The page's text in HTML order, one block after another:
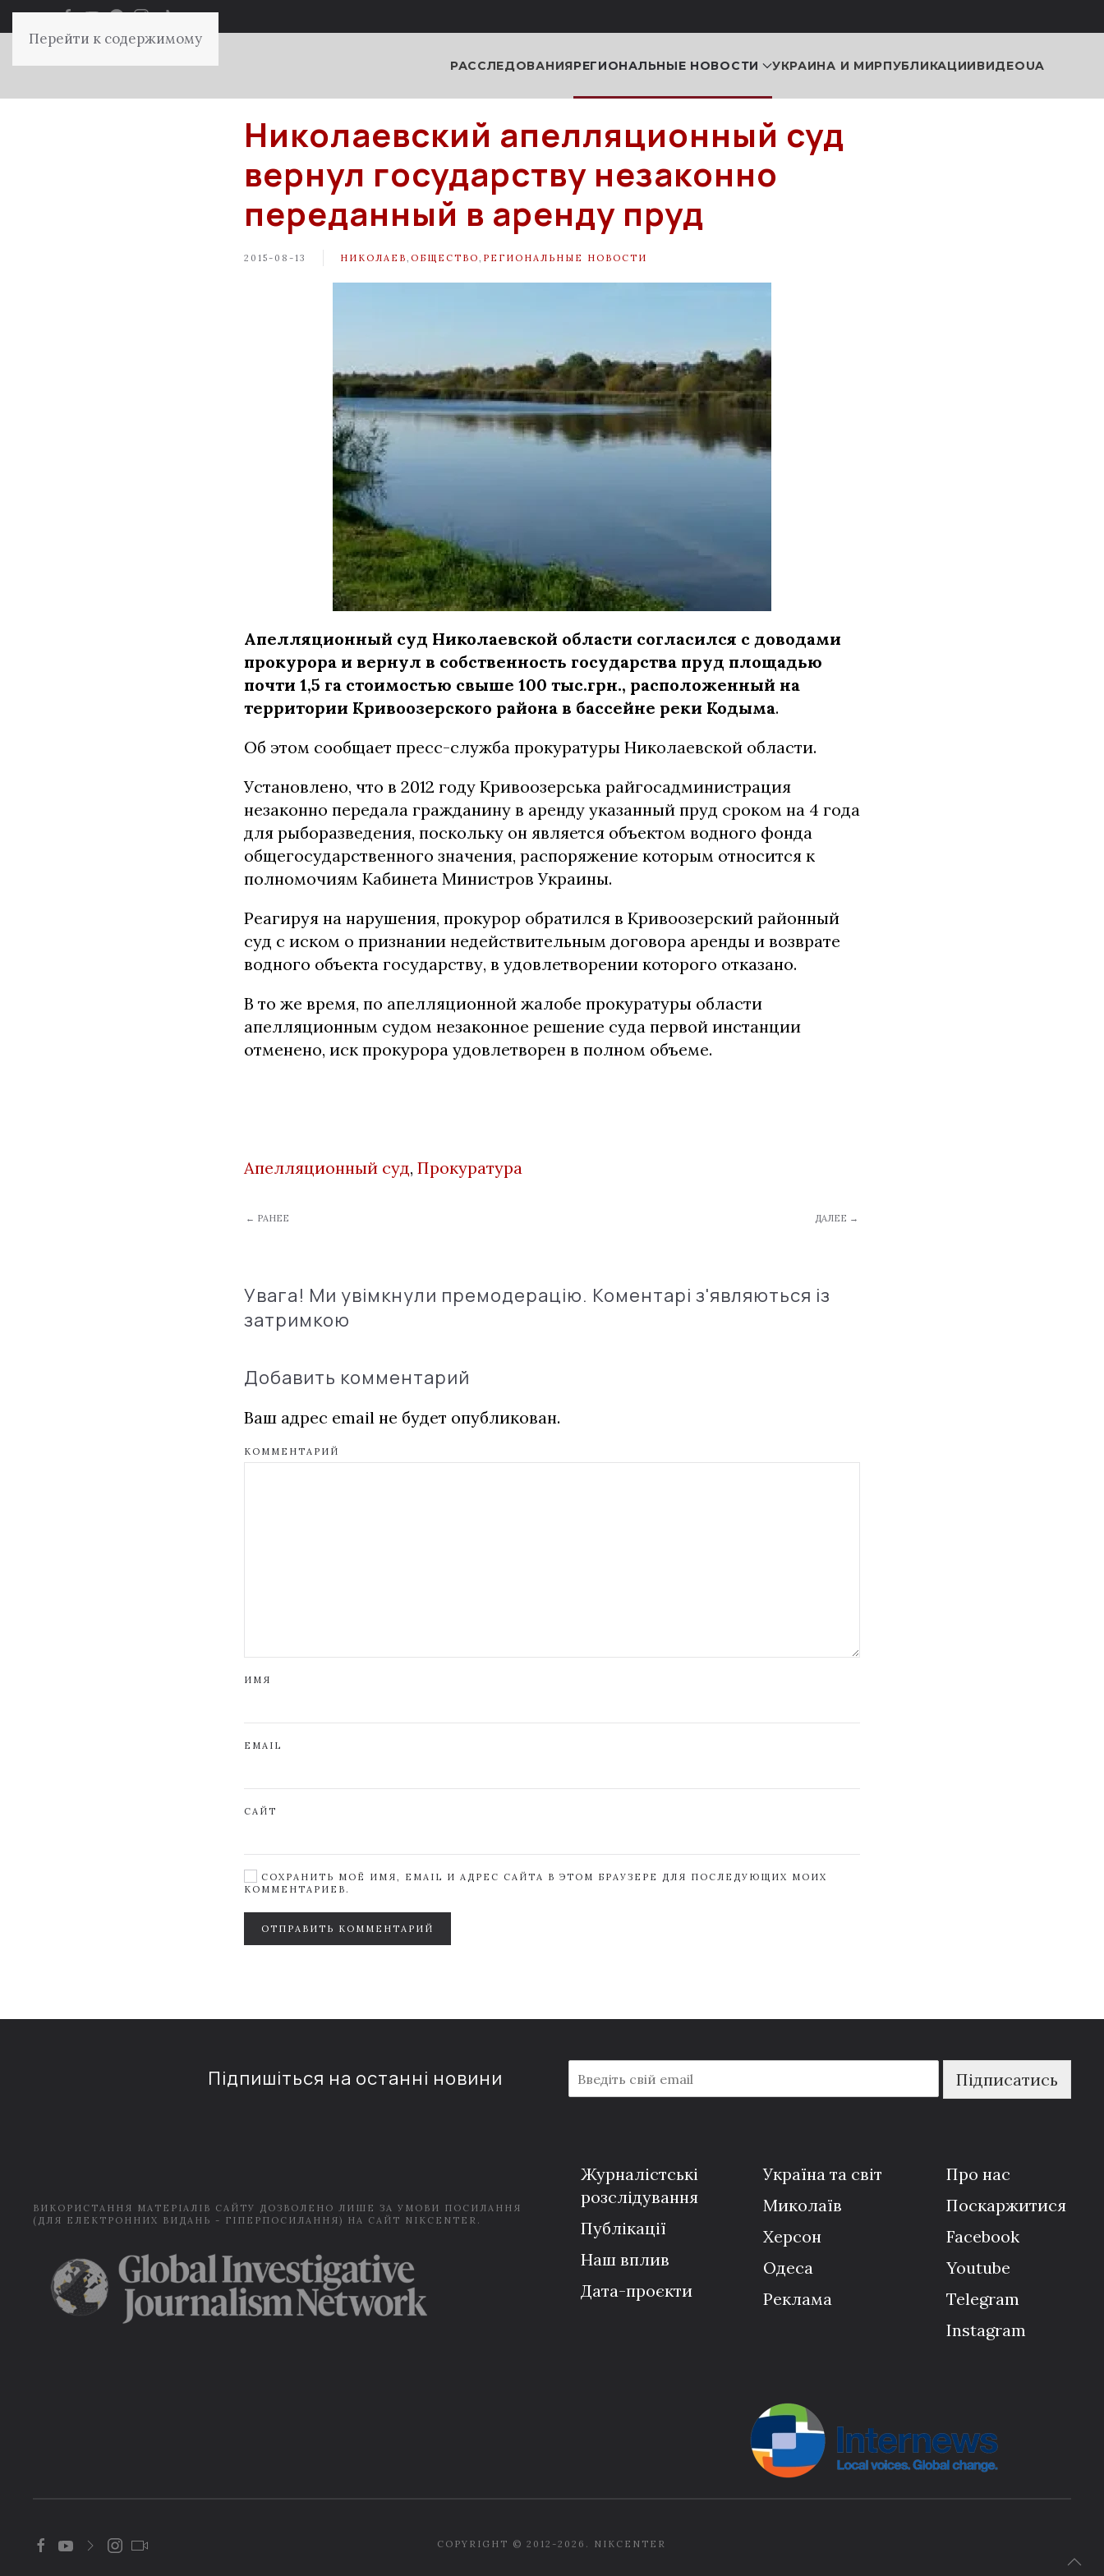
Перейти к содержимому
РАССЛЕДОВАНИЯРЕГИОНАЛЬНЫЕ НОВОСТИ УКРАИНА И МИРПУБЛИКАЦИИВИДЕОUA
Николаевский апелляционный суд
вернул государству незаконно
переданный в аренду пруд
2015-08-13 НИКОЛАЕВ ОБЩЕСТВО РЕГИОНАЛЬНЫЕ НОВОСТИ
Апелляционный суд Николаевской области согласился с доводами
прокурора и вернул в собственность государства пруд площадью
почти 1,5 га стоимостью свыше 100 тыс.грн., расположенный на
территории Кривоозерского района в бассейне реки Кодыма.
Об этом сообщает пресс-служба прокуратуры Николаевской области.
Установлено, что в 2012 году Кривоозерська райгосадминистрация
незаконно передала гражданину в аренду указанный пруд сроком на 4 года
для рыборазведения, поскольку он является объектом водного фонда
общегосударственного значения, распоряжение которым относится к
полномочиям Кабинета Министров Украины.
Реагируя на нарушения, прокурор обратился в Кривоозерский районный
суд с иском о признании недействительным договора аренды и возврате
водного объекта государству, в удовлетворении которого отказано.
В то же время, по апелляционной жалобе прокуратуры области
апелляционным судом незаконное решение суда первой инстанции
отменено, иск прокурора удовлетворен в полном объеме.
Апелляционный суд, Прокуратура
← РАНЕЕ ДАЛЕЕ →
Увага! Ми увімкнули премодерацію. Коментарі з'являються із
затримкою
Добавить комментарий
Ваш адрес email не будет опубликован.
КОММЕНТАРИЙ
ИМЯ
EMAIL
САЙТ
СОХРАНИТЬ МОЁ ИМЯ, EMAIL И АДРЕС САЙТА В ЭТОМ БРАУЗЕРЕ ДЛЯ ПОСЛЕДУЮЩИХ МОИХ
КОММЕНТАРИЕВ.
ОТПРАВИТЬ КОММЕНТАРИЙ
Підпишіться на останні новини
m
a
Підписатись
ВИКОРИСТАННЯ МАТЕРІАЛІВ САЙТУ ДОЗВОЛЕНО ЛИШЕ ЗА УМОВИ ПОСИЛАННЯ
(ДЛЯ ЕЛЕКТРОННИХ ВИДАНЬ - ГІПЕРПОСИЛАННЯ) НА САЙТ NIKCENTER.
Журналістські
розслідування
Публікації
Наш вплив
Дата-проєкти
Україна та світ
Миколаїв
Херсон
Одеса
Реклама
Про нас
Поскаржитися
Facebook
Youtube
Telegram
Instagram
COPYRIGHT © 2012-2026. NIKCENTER